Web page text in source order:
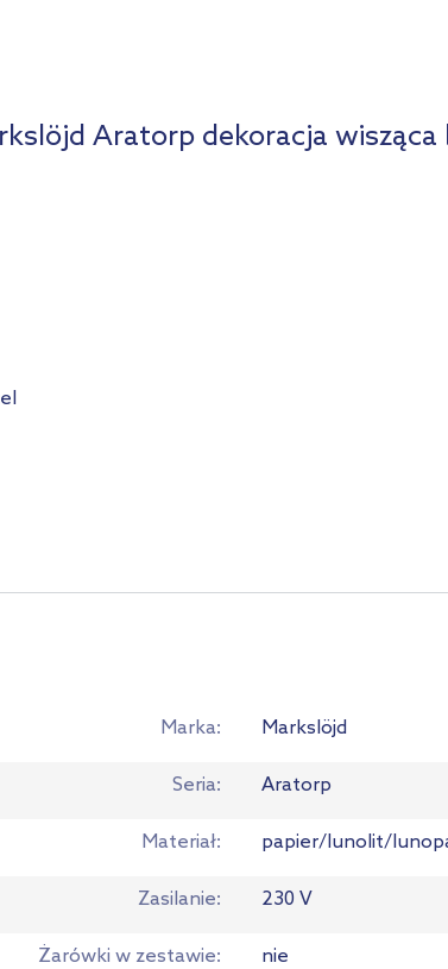
Aratorp dekoracja wisząca
Marka Markslöjd
Seria Aratorp
Materiał papier/lunolit/
Zasilanie 230 V
Żarówki w zestawie nie